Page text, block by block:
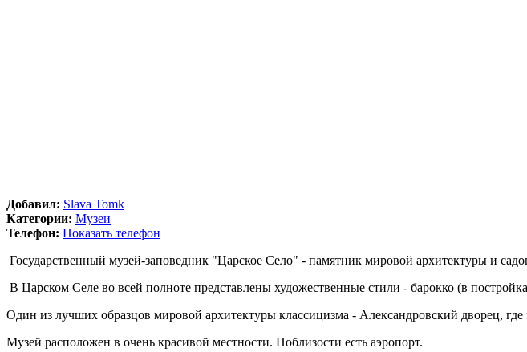
Добавил: Slava Tomk
Категории: Музеи
Телефон: Показать телефон
Государственный музей-заповедник "Царское Село" - памятник мировой архитектуры и
В Царском Селе во всей полноте представлены художественные стили - барокко (в
Один из лучших образцов мировой архитектуры классицизма - Александровский дворец,
Музей расположен в очень красивой местности. Поблизости есть аэропорт.